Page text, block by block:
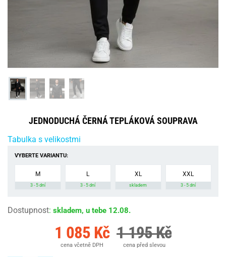
JEDNODUCHÁ ČERNÁ TEPLÁKOVÁ SOUPRAVA
Tabulka s velikostmi
VYBERTE VARIANTU:
M
3 - 5 dní
L
3 - 5 dní
XL
skladem
XXL
3 - 5 dní
Dostupnost: skladem, u tebe 12.08.
1 085 Kč
cena včetně DPH
1 195 Kč
cena před slevou